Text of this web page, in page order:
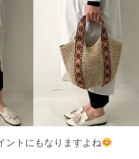
ントにもなりますよね